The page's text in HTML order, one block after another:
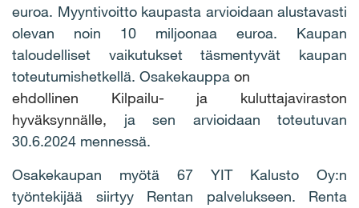
euroa. Myyntivoitto kaupasta arvioidaan alustavasti
olevan noin 10 miljoonaa euroa. Kaupan
taloudelliset vaikutukset täsmentyvät kaupan
toteutumishetkellä. Osakekauppa on
ehdollinen Kilpailu- ja kuluttajaviraston
hyväksynnälle, ja sen arvioidaan toteutuvan
30.6.2024 mennessä.
Osakekaupan myötä 67 YIT Kalusto Oy:n
työntekijää siirtyy Rentan palvelukseen. Renta